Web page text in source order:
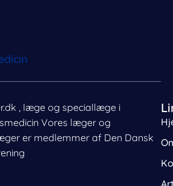
, læge og speciallæge i
Vores læger og
er medlemmer af Den Dansk
mulige oplevelse bruger vi cookies
enhedsdata. Nægtelse af
visse funktioner.